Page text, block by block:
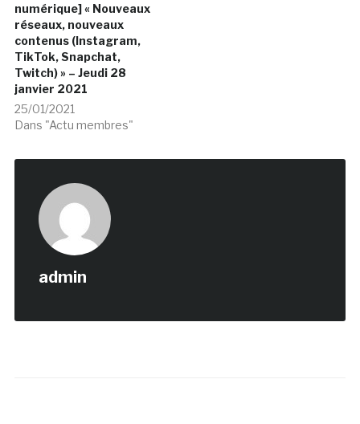
numérique] « Nouveaux
réseaux, nouveaux
contenus (Instagram,
TikTok, Snapchat,
Twitch) » – Jeudi 28
janvier 2021
25/01/2021
Dans "Actu membres"
admin